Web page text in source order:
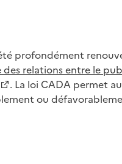
profondément
des relations entre le
. La loi CADA permet
ou